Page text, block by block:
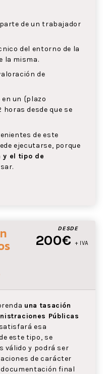
de un trabajador
del entorno de la
la misma.
de
un {plazo
desde que se
de este
ejecutarse, porque
y el tipo de
DESDE
200€ + IVA
una tasación
Públicas
esa
este tipo, se
válido y podrá ser
de carácter
final